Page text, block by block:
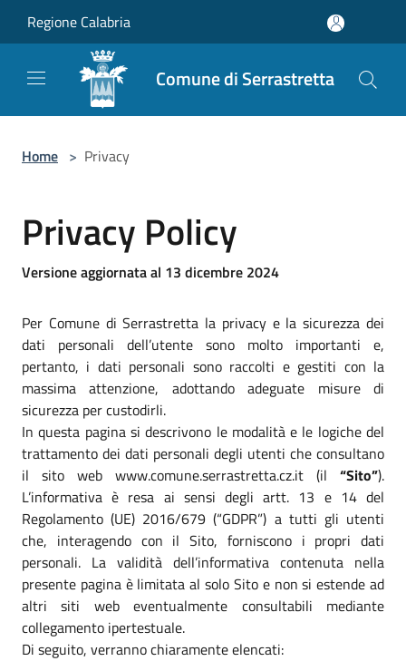
Regione Calabria
Comune di Serrastretta
Home > Privacy
Privacy Policy
Versione aggiornata al 13 dicembre 2024
Per Comune di Serrastretta la privacy e la sicurezza dei
dati personali dell’utente sono molto importanti e,
pertanto, i dati personali sono raccolti e gestiti con la
massima attenzione, adottando adeguate misure di
sicurezza per custodirli.
In questa pagina si descrivono le modalità e le logiche del
trattamento dei dati personali degli utenti che consultano
il sito web www.comune.serrastretta.cz.it (il “Sito”).
L’informativa è resa ai sensi degli artt. 13 e 14 del
Regolamento (UE) 2016/679 (“GDPR”) a tutti gli utenti
che, interagendo con il Sito, forniscono i propri dati
personali. La validità dell’informativa contenuta nella
presente pagina è limitata al solo Sito e non si estende ad
altri siti web eventualmente consultabili mediante
collegamento ipertestuale.
Di seguito, verranno chiaramente elencati: